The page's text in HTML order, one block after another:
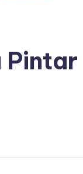
Pintar